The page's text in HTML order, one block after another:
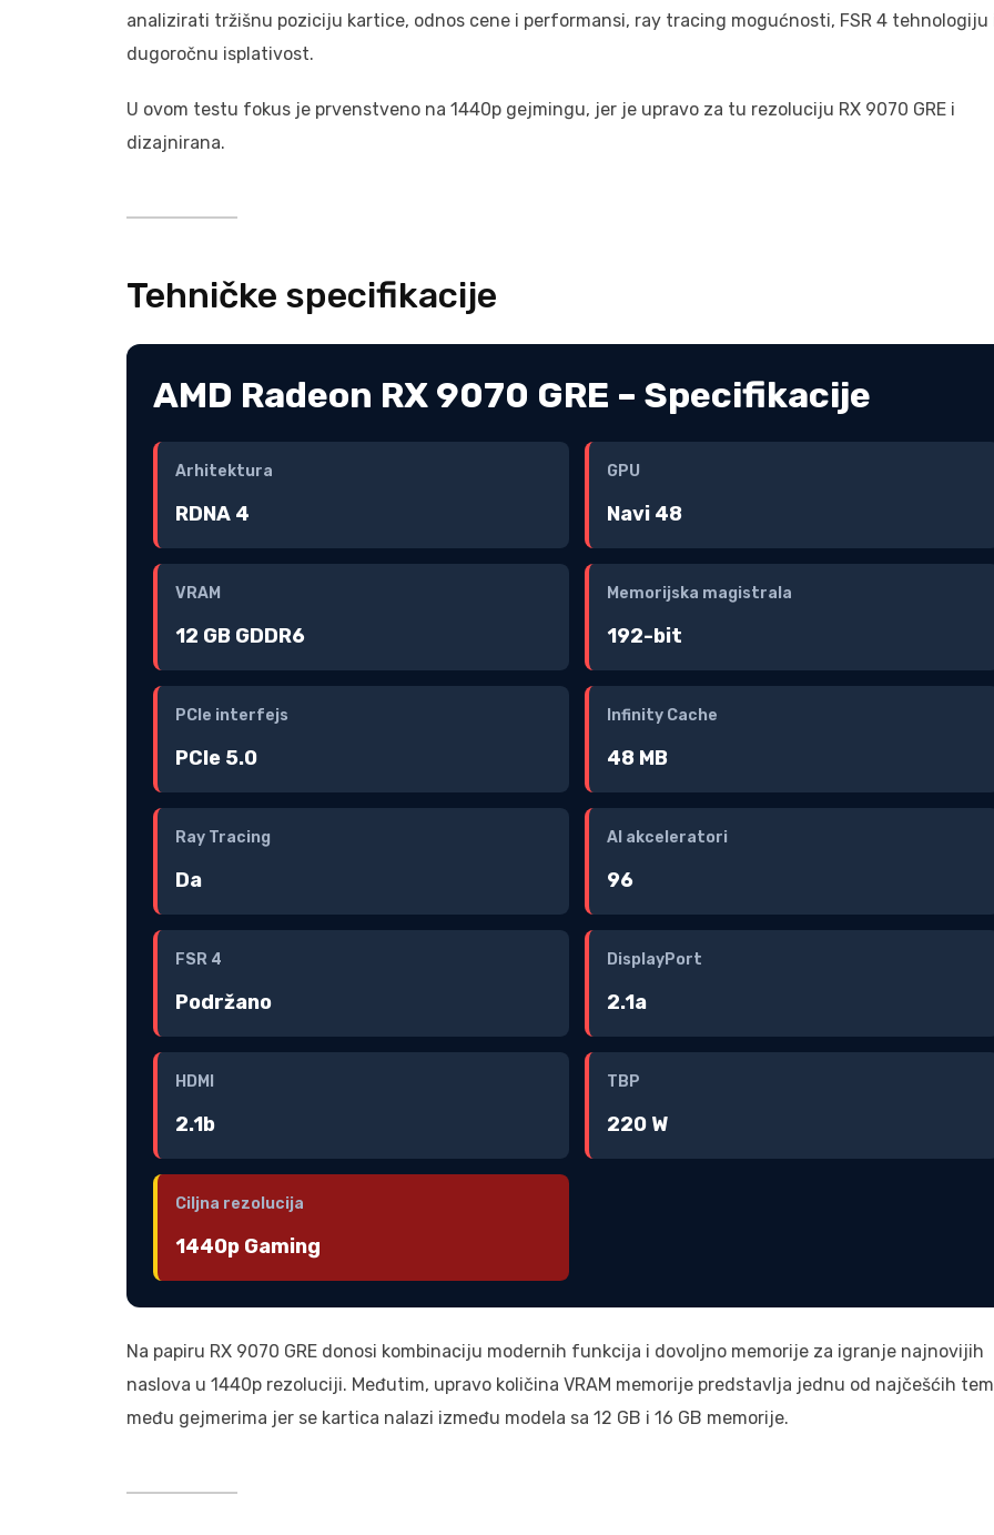
analizirati tržišnu poziciju kartice, odnos cene i performansi, ray tracing mogućnosti, FSR 4 tehnologiju
dugoročnu isplativost.
U ovom testu fokus je prvenstveno na 1440p gejmingu, jer je upravo za tu rezoluciju RX 9070 GRE i
dizajnirana.
Tehničke specifikacije
AMD Radeon RX 9070 GRE – Specifikacije
Arhitektura
RDNA 4
GPU
Navi 48
VRAM
12 GB GDDR6
Memorijska magistrala
192-bit
PCIe interfejs
PCIe 5.0
Infinity Cache
48 MB
Ray Tracing
Da
AI akceleratori
96
FSR 4
Podržano
DisplayPort
2.1a
HDMI
2.1b
TBP
220 W
Ciljna rezolucija
1440p Gaming
Na papiru RX 9070 GRE donosi kombinaciju modernih funkcija i dovoljno memorije za igranje najnovijih
naslova u 1440p rezoluciji. Međutim, upravo količina VRAM memorije predstavlja jednu od najčešćih
među gejmerima jer se kartica nalazi između modela sa 12 GB i 16 GB memorije.